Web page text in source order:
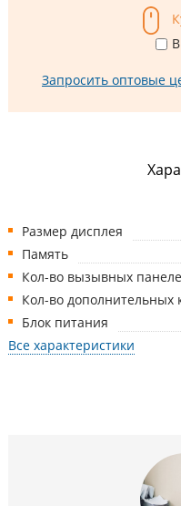
Запросить оптовые
Размер дисплея
Память
Кол-во вызывных
Кол-во дополнительных
Блок питания
Все характеристики